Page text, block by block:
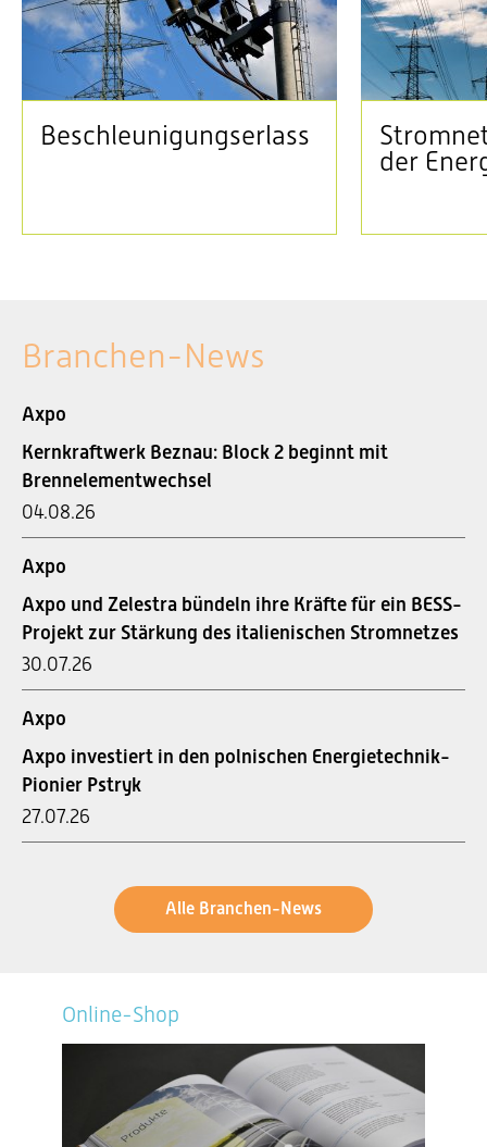
Beschleunigungserlass
der
Branchen-News
Axpo
Kernkraftwerk Beznau: Block 2 beginnt mit
Brennelementwechsel
04.08.26
Axpo
Axpo und Zelestra bündeln ihre Kräfte für ein BESS-
Projekt zur Stärkung des italienischen Stromnetzes
30.07.26
Axpo
Axpo investiert in den polnischen Energietechnik-
Pionier Pstryk
27.07.26
Alle Branchen-News
Online-Shop